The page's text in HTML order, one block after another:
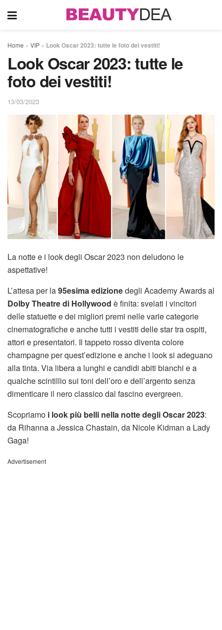
Home » VIP » Look Oscar 2023: tutte le foto dei vestiti!
Look Oscar 2023: tutte le
foto dei vestiti!
13/03/2023
La notte e i look degli Oscar 2023 non deludono le
aspettative!
L’attesa per la95esima edizionedegli Academy Awards al
Dolby Theatre di Hollywood è finita: svelati i vincitori
delle statuette e dei migliori premi nelle varie categorie
cinematografiche e anche tutti i vestiti delle star tra ospiti,
attori e presentatori. Il tappeto rosso diventa colore
champagne per quest’edizione e anche i look si adeguano
alla tinta. Via libera a lunghi e candidi abiti bianchi e a
qualche scintillio sui toni dell’oro e dell’argento senza
dimenticare il nero classico dal fascino evergreen.
Scopriamo i look più belli nella notte degli Oscar 2023:
da Rihanna a Jessica Chastain, da Nicole Kidman a Lady
Gaga!
Advertisement